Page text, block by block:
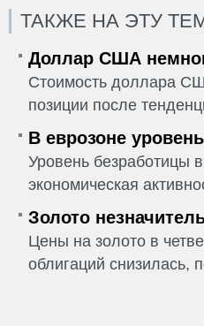
ТАКЖЕ НА ЭТУ
Доллар США
Стоимость доллара
позиции после
В еврозоне
Уровень безработицы
экономическая
Золото
Цены на золото в
облигаций снизилась,